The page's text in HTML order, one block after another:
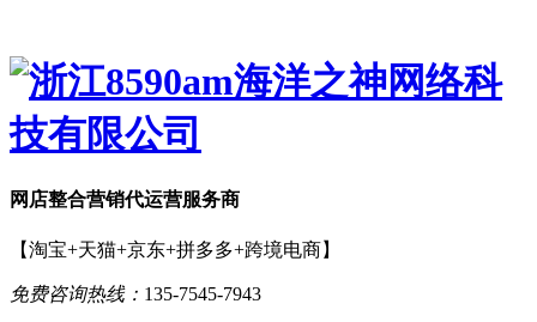
网店整合营销代运营服务商
【淘宝+天猫+京东+拼多多+跨境电商】
免费咨询热线： 135-7545-7943